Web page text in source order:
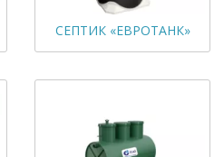
СЕПТИК «ЕВРОТАНК»